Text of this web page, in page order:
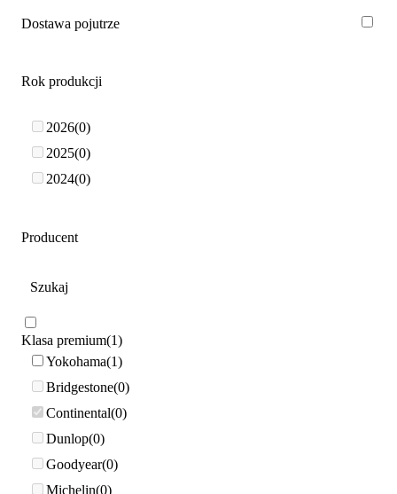
Dostawa pojutrze
Rok produkcji
2026 0
2025 0
2024 0
Producent
Klasa premium 1
Yokohama 1
Bridgestone 0
Continental 0
Dunlop 0
Goodyear 0
Michelin 0